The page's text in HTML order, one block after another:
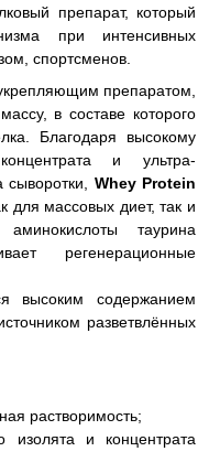
препарат, который
при интенсивных
спортсменов.
препаратом,
в составе которого
Благодаря высокому
концентрата и ультра-
сыворотки, Whey Protein
для массовых диет, так и
таурина
регенерационные
высоким содержанием
разветвлённых
растворимость;
изолята и концентрата